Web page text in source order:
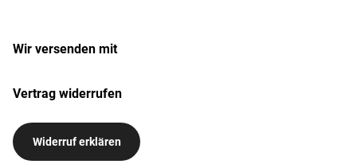
Wir versenden mit
Vertrag widerrufen
Widerruf erklären